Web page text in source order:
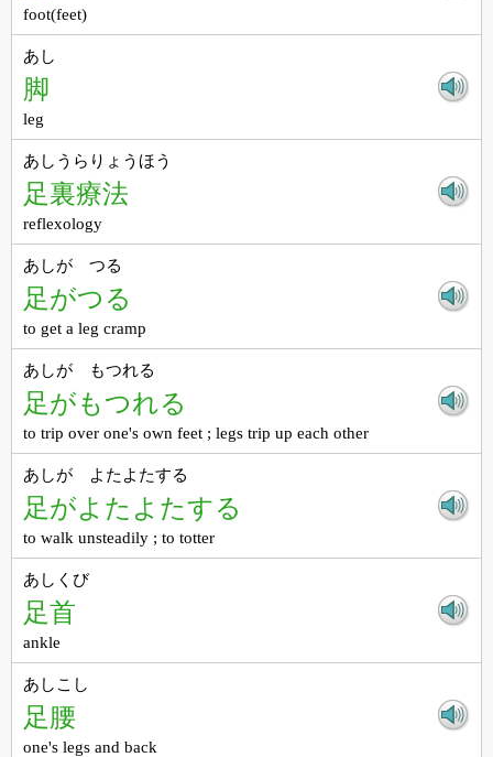
foot(feet)
あし
脚
leg
あしうらりょうほう
足裏療法
reflexology
あしが つる
足がつる
to get a leg cramp
あしが もつれる
足がもつれる
to trip over one's own feet ; legs trip up each other
あしが よたよたする
足がよたよたする
to walk unsteadily ; to totter
あしくび
足首
ankle
あしこし
足腰
one's legs and back